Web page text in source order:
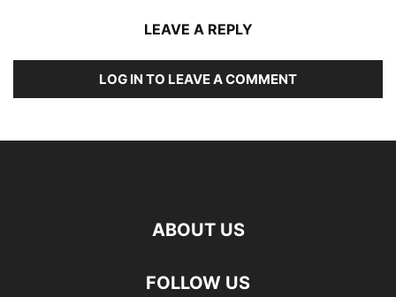
LEAVE A REPLY
LOG IN TO LEAVE A COMMENT
ABOUT US
FOLLOW US